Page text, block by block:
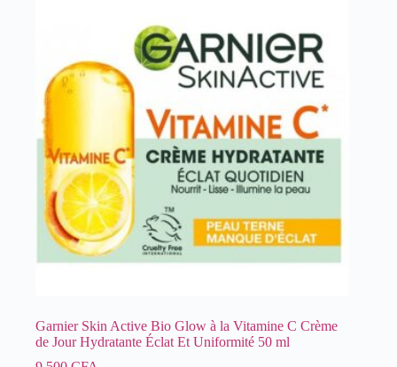
Garnier Skin Active Bio Glow à la Vitamine C Crème
de Jour Hydratante Éclat Et Uniformité 50 ml